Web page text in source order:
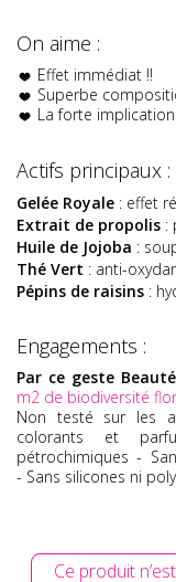
On aime :
Effet immédiat !!
Superbe
La forte
Actifs principaux :
Gelée Royale : effet
Extrait de propolis :
Huile de Jojoba :
Thé Vert : anti-
Pépins de raisins :
Engagements :
Par ce geste
m2 de biodiversité
Non testé sur les
colorants et
pétrochimiques -
- Sans silicones ni
Ce produit